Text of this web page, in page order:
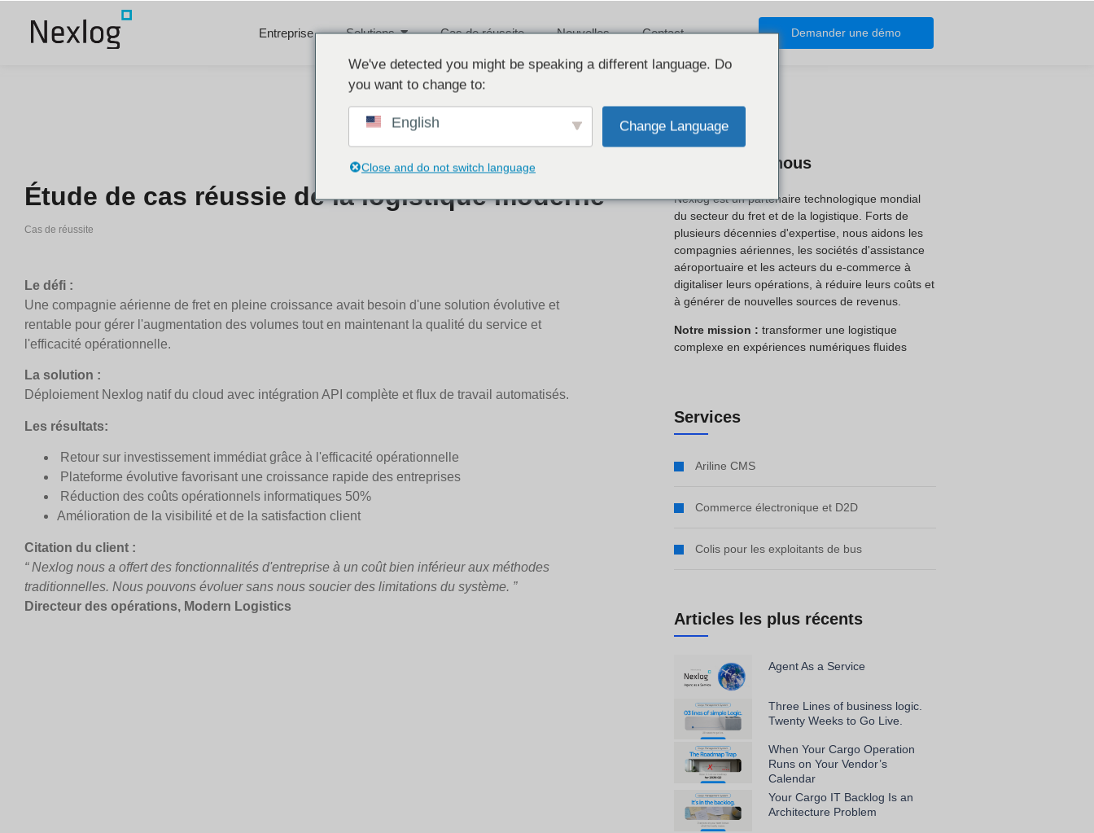
Entreprise Solutions Cas de réussite Nouvelles Contact Demander une démo
Étude de cas réussie de la logistique moderne
Cas de réussite
Le défi :
Une compagnie aérienne de fret en pleine croissance avait besoin d'une solution évolutive et
rentable pour gérer l'augmentation des volumes tout en maintenant la qualité du service et
l'efficacité opérationnelle.
La solution :
Déploiement Nexlog natif du cloud avec intégration API complète et flux de travail automatisés.
Les résultats:
Retour sur investissement immédiat grâce à l'efficacité opérationnelle
Plateforme évolutive favorisant une croissance rapide des entreprises
Réduction des coûts opérationnels informatiques 50%
Amélioration de la visibilité et de la satisfaction client
Citation du client :
“ Nexlog nous a offert des fonctionnalités d'entreprise à un coût bien inférieur aux méthodes
traditionnelles. Nous pouvons évoluer sans nous soucier des limitations du système. ”
Directeur des opérations, Modern Logistics
À propos de nous
Nexlog est un partenaire technologique mondial
du secteur du fret et de la logistique. Forts de
plusieurs décennies d'expertise, nous aidons les
compagnies aériennes, les sociétés d'assistance
aéroportuaire et les acteurs du e-commerce à
digitaliser leurs opérations, à réduire leurs coûts et
à générer de nouvelles sources de revenus.
Notre mission : transformer une logistique
complexe en expériences numériques fluides
Services
Ariline CMS
Commerce électronique et D2D
Colis pour les exploitants de bus
Articles les plus récents
Agent As a Service
Three Lines of business logic.
Twenty Weeks to Go Live.
When Your Cargo Operation
Runs on Your Vendor’s
Calendar
Your Cargo IT Backlog Is an
Architecture Problem
We've detected you might be speaking a different language. Do
you want to change to:
English Change Language
Close and do not switch language